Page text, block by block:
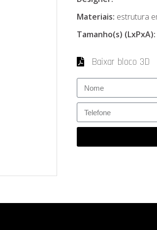
Materiais: estrutura
Tamanho(s) (LxPxA):
Baixar bloco 3D